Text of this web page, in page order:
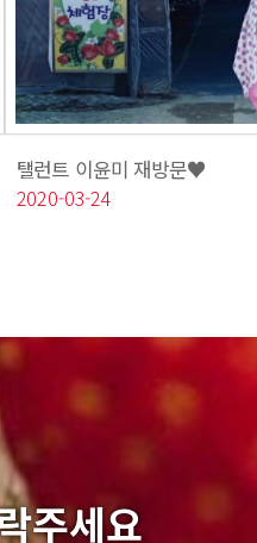
탤런트 이윤미 재방문♥
2020-03-24
주세요